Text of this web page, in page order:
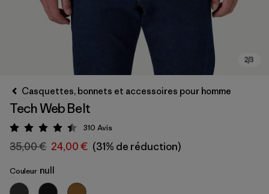
Casquettes, bonnets et accessoires pour homme
Tech Web Belt
Évaluation: 4.4 / 5
310 Avis
35,00 € 24,00 € (31% de réduction)
Couleur null